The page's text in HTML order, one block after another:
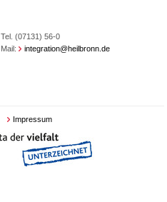
Tel. (07131) 56-0
Mail:
integration@heilbronn.de
Impressum